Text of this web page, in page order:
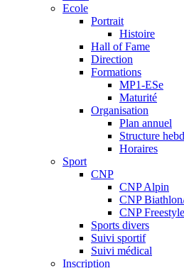
Ecole
Portrait
Histoire
Hall of Fame
Direction
Formations
MP1-ESe
Maturité
Organisation
Plan annuel
Structure
Horaires
Sport
CNP
CNP Alpin
CNP
CNP
Sports divers
Suivi sportif
Suivi médical
Inscription